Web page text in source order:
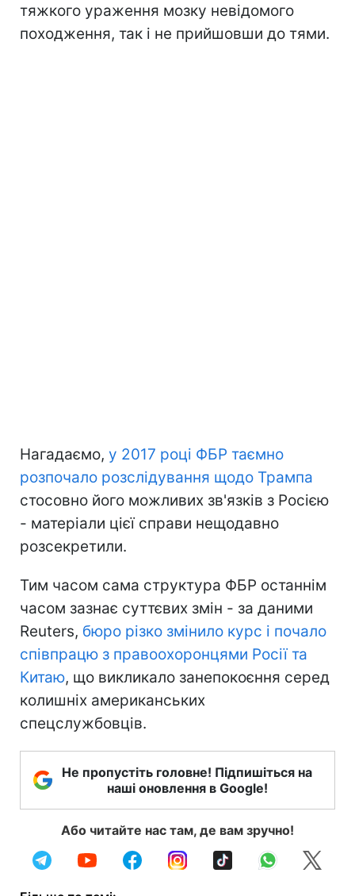
тяжкого ураження мозку невідомого
походження, так і не прийшовши до тями.
Нагадаємо, у 2017 році ФБР таємно
розпочало розслідування щодо Трампа
стосовно його можливих зв'язків з Росією
- матеріали цієї справи нещодавно
розсекретили.
Тим часом сама структура ФБР останнім
часом зазнає суттєвих змін - за даними
Reuters, бюро різко змінило курс і почало
співпрацю з правоохоронцями Росії та
Китаю, що викликало занепокоєння серед
колишніх американських
спецслужбовців.
Не пропустіть головне! Підпишіться на
наші оновлення в Google!
Або читайте нас там, де вам зручно!